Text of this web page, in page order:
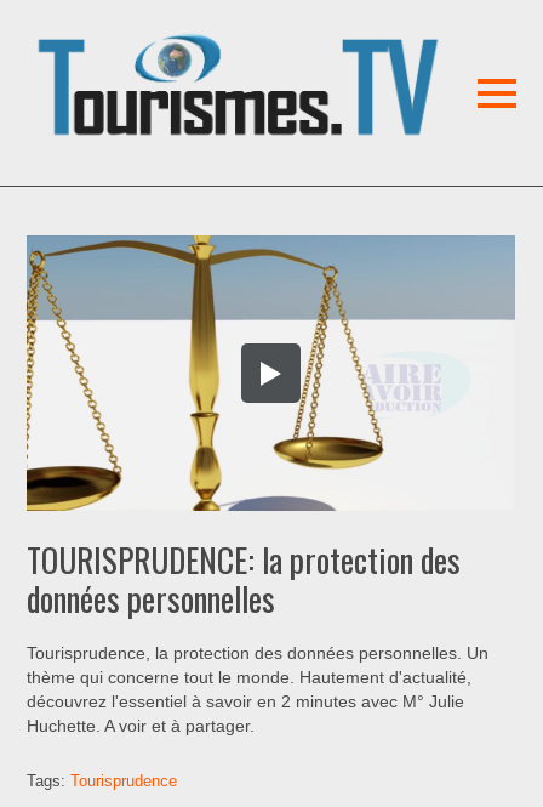
TOURISPRUDENCE: la protection des
données personnelles
Tourisprudence, la protection des données personnelles. Un
thème qui concerne tout le monde. Hautement d'actualité,
découvrez l'essentiel à savoir en 2 minutes avec M° Julie
Huchette. A voir et à partager.
Tags:Tourisprudence